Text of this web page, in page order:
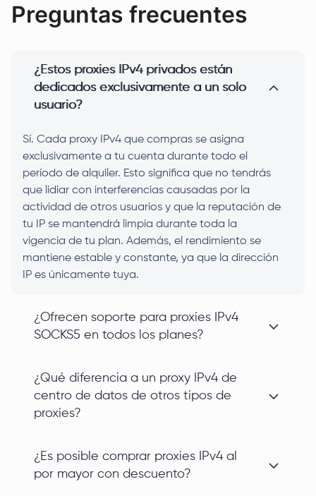
Preguntas frecuentes
¿Estos proxies IPv4 privados están
dedicados exclusivamente a un solo
usuario?
Sí. Cada proxy IPv4 que compras se asigna
exclusivamente a tu cuenta durante todo el
período de alquiler. Esto significa que no tendrás
que lidiar con interferencias causadas por la
actividad de otros usuarios y que la reputación de
tu IP se mantendrá limpia durante toda la
vigencia de tu plan. Además, el rendimiento se
mantiene estable y constante, ya que la dirección
IP es únicamente tuya.
¿Ofrecen soporte para proxies IPv4
SOCKS5 en todos los planes?
¿Qué diferencia a un proxy IPv4 de
centro de datos de otros tipos de
proxies?
¿Es posible comprar proxies IPv4 al
por mayor con descuento?